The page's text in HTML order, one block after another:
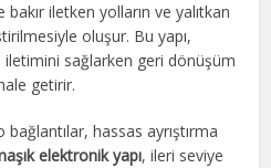
bakır iletken yolların ve yalıtkan
oluşur. Bu yapı,
iletimini sağlarken geri dönüşüm
getirir.
hassas ayrıştırma
elektronik yapı, ileri seviye